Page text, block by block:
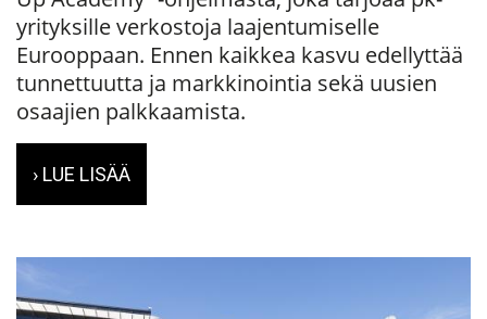
yrityksille verkostoja laajentumiselle
Eurooppaan. Ennen kaikkea kasvu edellyttää
tunnettuutta ja markkinointia sekä uusien
osaajien palkkaamista.
› LUE LISÄÄ